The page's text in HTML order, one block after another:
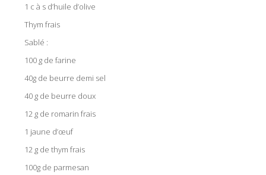
1 c à s d’huile d’olive
Thym frais
Sablé :
100 g de farine
40g de beurre demi sel
40 g de beurre doux
12 g de romarin frais
1 jaune d’œuf
12 g de thym frais
100g de parmesan